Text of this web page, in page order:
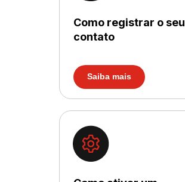
Como registrar o seu
contato
Saiba mais